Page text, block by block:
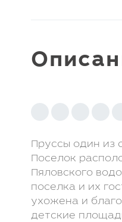
Пруссы один из
Поселок
Пяловского
поселка и их
ухожена и
детские